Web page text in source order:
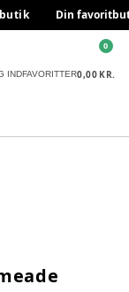
Din
INDFAVORITTER0,00 KR.
0